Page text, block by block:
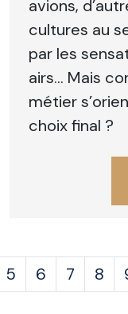
avions,
cultures au
par les
airs... Mais
métier
choix final ?
5 6 7 8